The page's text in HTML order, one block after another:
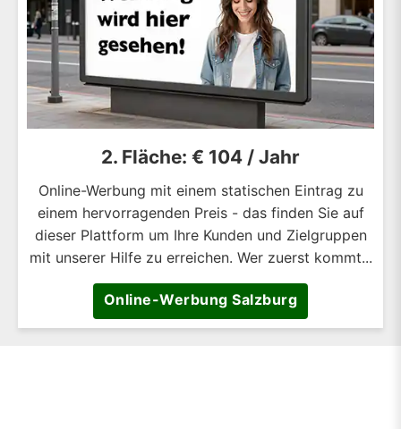
2. Fläche: € 104 / Jahr
Online-Werbung mit einem statischen Eintrag zu
einem hervorragenden Preis - das finden Sie auf
dieser Plattform um Ihre Kunden und Zielgruppen
mit unserer Hilfe zu erreichen. Wer zuerst kommt...
Online-Werbung Salzburg